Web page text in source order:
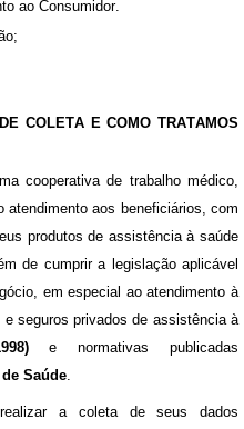
ao Consumidor.
COLETA E COMO TRATAMOS
cooperativa de trabalho médico,
atendimento aos beneficiários, com
produtos de assistência à saúde
de cumprir a legislação aplicável
em especial ao atendimento à
e seguros privados de assistência à
e normativas publicadas
Saúde
a coleta de seus dados